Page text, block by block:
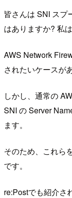
皆さんは SNI スプ
はありますか? 私は
AWS Network
されたいケースが
しかし、通常の
SNI の Server
ます。
そのため、これら
です。
re:Postでも紹介さ